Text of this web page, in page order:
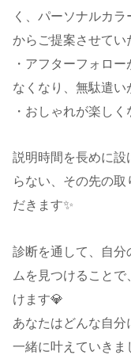
く、パーソナルカ
からご提案させてい
・アフターフォロ
なくなり、無駄遣い
・おしゃれが楽し
説明時間を長めに設
らない、その先の
だきます✨
診断を通して、自分
ムを見つけること
けます💎
あなたはどんな自分
一緒に叶えていき